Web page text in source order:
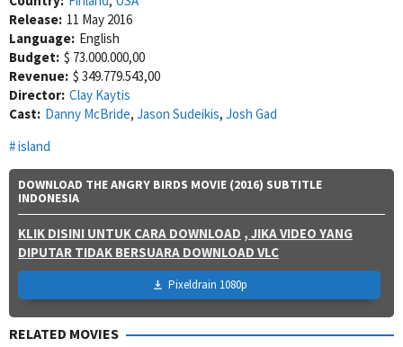
Release: 11 May 2016
Language: English
Budget: $ 73.000.000,00
Revenue: $ 349.779.543,00
Director: Clay Kaytis
Cast: Danny McBride, Jason Sudeikis, Josh Gad
island
DOWNLOAD THE ANGRY BIRDS MOVIE (2016) SUBTITLE
INDONESIA
KLIK DISINI UNTUK CARA DOWNLOAD , JIKA VIDEO YANG
DIPUTAR TIDAK BERSUARA DOWNLOAD VLC
Pixeldrain 1080p
RELATED MOVIES